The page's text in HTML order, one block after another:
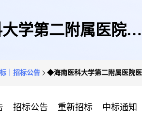
学第二附属医院医
｜招标公告 ◆海南医科大学第二附属医院
招标公告 重新招标 中标通知